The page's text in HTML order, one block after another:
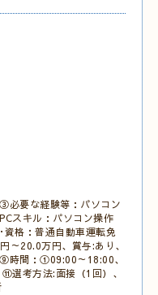
要な経験等：パソコン
スキル：パソコン操作
資格：普通自動車運転免
～20.0万円、賞与:あり、
時間：①09:00～18:00、
選考方法:面接（1回）、